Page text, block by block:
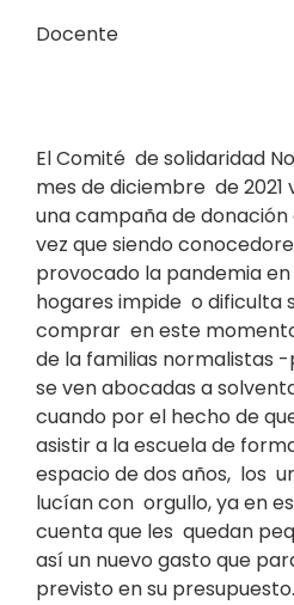
Docente
El Comité de solidaridad
mes de diciembre de 2021
una campaña de
vez que siendo
provocado la pandemia
hogares impide o dificulta
comprar en este
de la familias normalistas
se ven abocadas a
cuando por el hecho de
asistir a la escuela de
espacio de dos años, los
lucían con orgullo, ya en
cuenta que les quedan
así un nuevo gasto que
previsto en su presupuesto.